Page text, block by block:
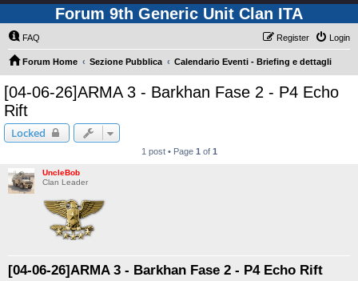
Forum 9th Generic Unit Clan ITA
FAQ Login
Register
Forum Home Sezione Pubblica Calendario Eventi - Briefing e dettagli
[04-06-26]ARMA 3 - Barkhan Fase 2 - P4 Echo
Rift
Locked
1 post • Page 1 of 1
UncleBob
Clan Leader
[04-06-26]ARMA 3 - Barkhan Fase 2 - P4 Echo Rift